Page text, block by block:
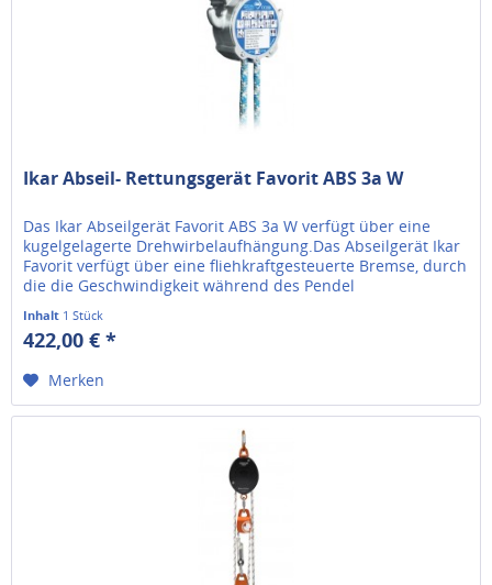
Ikar Abseil- Rettungsgerät Favorit ABS 3a W
Das Ikar Abseilgerät Favorit ABS 3a W verfügt über eine
kugelgelagerte Drehwirbelaufhängung.Das Abseilgerät Ikar
Favorit verfügt über eine fliehkraftgesteuerte Bremse, durch
die die Geschwindigkeit während des Pendel
Abseilvorgangs...
Inhalt 1 Stück
422,00 € *
Merken